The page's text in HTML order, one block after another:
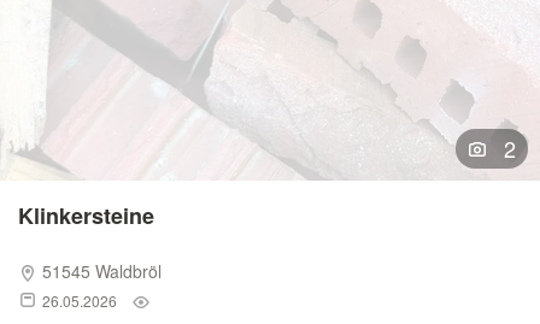
2
Klinkersteine
51545 Waldbröl
26.05.2026